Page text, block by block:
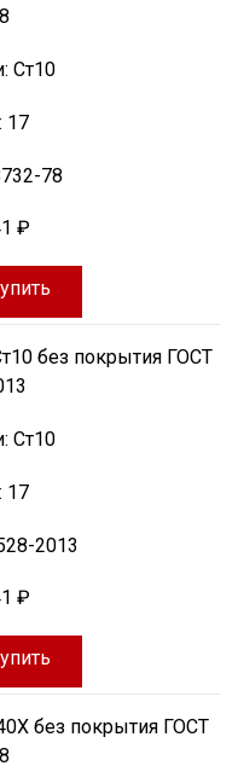
Ст10
17
78
₽
без покрытия ГОСТ
Ст10
17
2013
₽
без покрытия ГОСТ